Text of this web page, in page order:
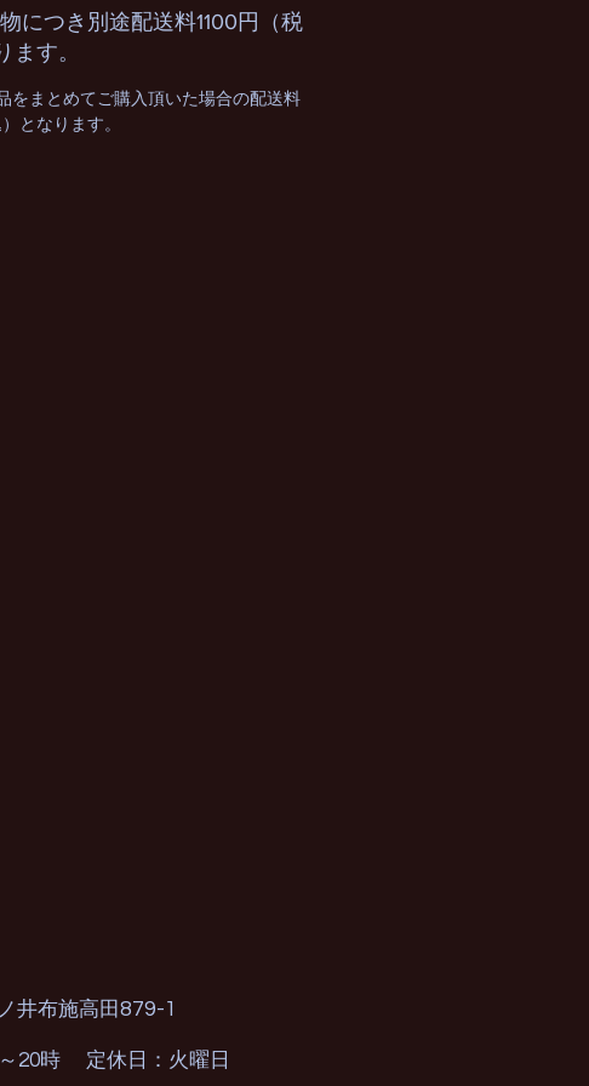
につき別途配送料1100円（税
ます。
をまとめてご購入頂いた場合の配送料
となります。
井布施高田 879-1
20時 定休日：火曜日